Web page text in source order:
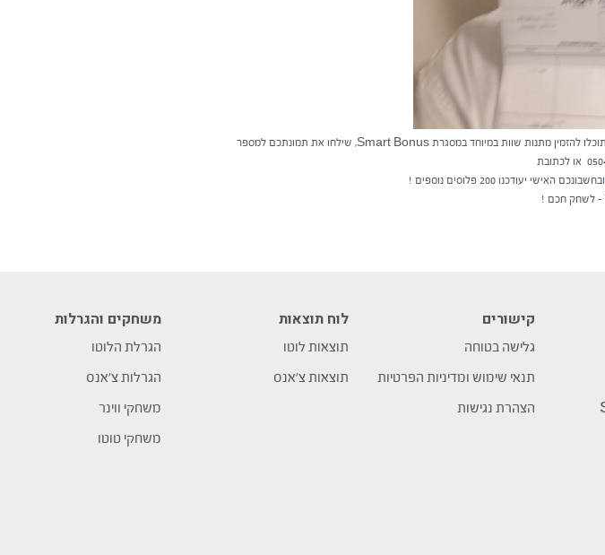
אם גם אתם מעוניינים לשלוח אלינו תמונה ולזכות ב 200 פלוסים אשר באמצעותם תוכלו להזמין מתנות שוות במיוחד במסגרת Smart Bonus, שילחו את תמונתכם למספר
ובחשבונכם האישי יעודכנו 200 פלוסים נוספים !
קישורים
גלישה בטוחה
תנאי שימוש ומדיניות הפרטיות
הצהרת נגישות
לוח תוצאות
תוצאות לוטו
תוצאות צ’אנס
משחקים והגרלות
הגרלת הלוטו
הגרלות צ’אנס
משחקי ווינר
משחקי טוטו